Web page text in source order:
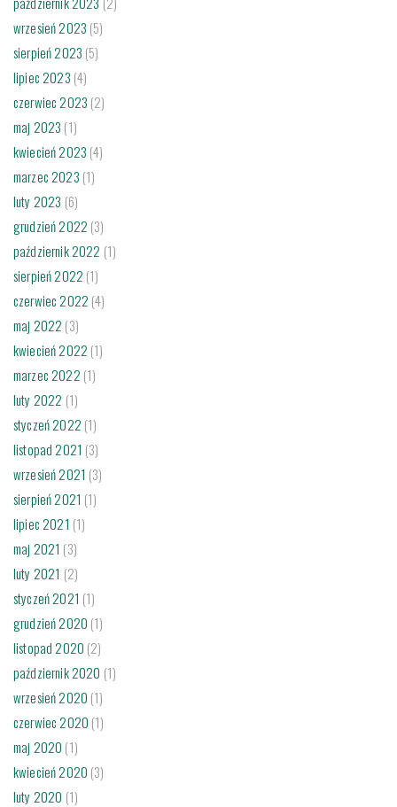
wrzesień 2023 (5)
sierpień 2023 (5)
lipiec 2023 (4)
czerwiec 2023 (2)
maj 2023 (1)
kwiecień 2023 (4)
marzec 2023 (1)
luty 2023 (6)
grudzień 2022 (3)
październik 2022 (1)
sierpień 2022 (1)
czerwiec 2022 (4)
maj 2022 (3)
kwiecień 2022 (1)
marzec 2022 (1)
luty 2022 (1)
styczeń 2022 (1)
listopad 2021 (3)
wrzesień 2021 (3)
sierpień 2021 (1)
lipiec 2021 (1)
maj 2021 (3)
luty 2021 (2)
styczeń 2021 (1)
grudzień 2020 (1)
listopad 2020 (2)
październik 2020 (1)
wrzesień 2020 (1)
czerwiec 2020 (1)
maj 2020 (1)
kwiecień 2020 (3)
luty 2020 (1)